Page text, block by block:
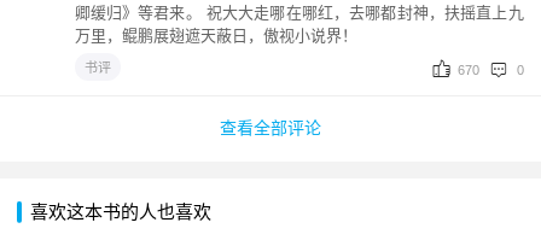
卿缓归》等君来。 祝大大走哪在哪红，去哪都封神，扶摇直上九
万里，鲲鹏展翅遮天蔽日，傲视小说界！
670 0
书评
查看全部评论
喜欢这本书的人也喜欢